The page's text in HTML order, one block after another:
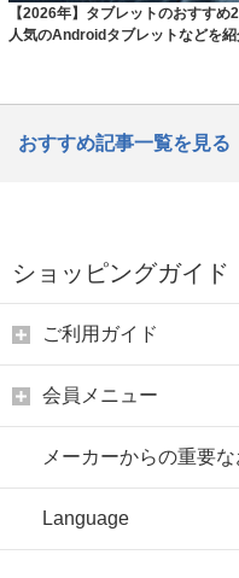
【2026年】タブレットのおすすめ
人気のAndroidタブレットなどを紹
おすすめ記事一覧を見る
ショッピングガイド
ご利用ガイド
会員メニュー
メーカーからの重要
Language